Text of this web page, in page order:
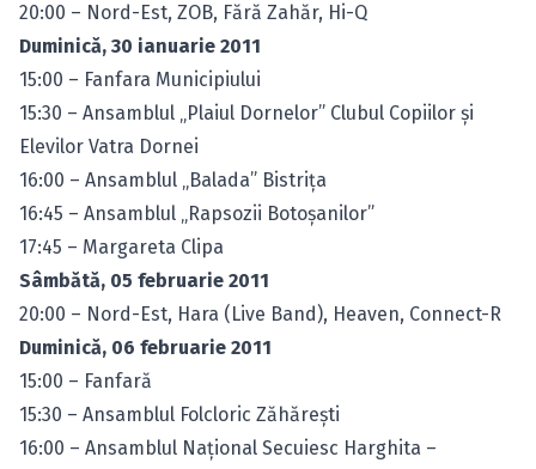
20:00 – Nord-Est, ZOB, Fără Zahăr, Hi-Q
Duminică, 30 ianuarie 2011
15:00 – Fanfara Municipiului
15:30 – Ansamblul „Plaiul Dornelor” Clubul Copiilor şi
Elevilor Vatra Dornei
16:00 – Ansamblul „Balada” Bistriţa
16:45 – Ansamblul „Rapsozii Botoşanilor”
17:45 – Margareta Clipa
Sâmbătă, 05 februarie 2011
20:00 – Nord-Est, Hara (Live Band), Heaven, Connect-R
Duminică, 06 februarie 2011
15:00 – Fanfară
15:30 – Ansamblul Folcloric Zăhăreşti
16:00 – Ansamblul Naţional Secuiesc Harghita –